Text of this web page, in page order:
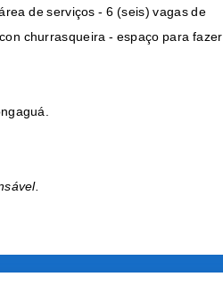
de serviços - 6 (seis) vagas de
churrasqueira - espaço para fazer